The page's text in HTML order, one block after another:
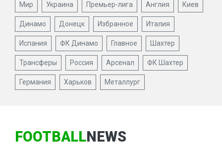
Мир Украина Премьер-лига Англия Киев
Динамо Донецк Избранное Италия
Испания ФК Динамо Главное Шахтер
Трансферы Россия Арсенал ФК Шахтер
Германия Харьков Металлург
FOOTBALLNEWS